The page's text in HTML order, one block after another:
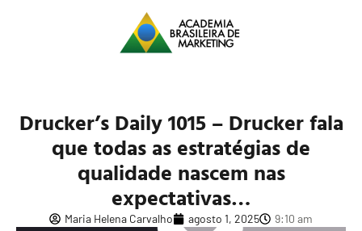
Drucker’s Daily 1015 – Drucker fala
que todas as estratégias de
qualidade nascem nas
expectativas…
Maria Helena Carvalho agosto 1, 2025 9:10 am